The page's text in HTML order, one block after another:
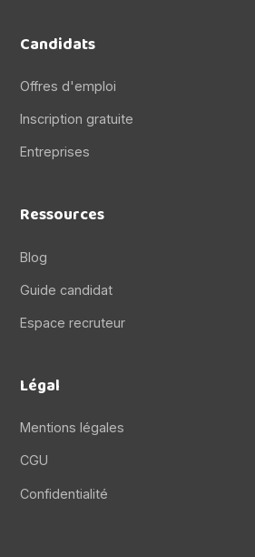
Candidats
Offres d'emploi
Inscription gratuite
Entreprises
Ressources
Blog
Guide candidat
Espace recruteur
Légal
Mentions légales
CGU
Confidentialité